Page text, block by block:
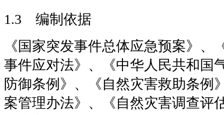
1.3 编制依据
《国家突发事件总体应急预案》、
事件应对法》、《中华人民共和国
防御条例》、《自然灾害救助条例
案管理办法》、《自然灾害调查评